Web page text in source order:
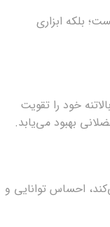
بلکه ابزاری
خود را تقویت
بهبود می‌یابد.
احساس توانایی و